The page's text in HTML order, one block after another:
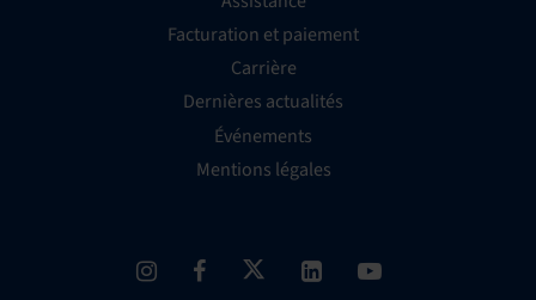
Facturation et paiement
Carrière
Dernières actualités
Événements
Mentions légales